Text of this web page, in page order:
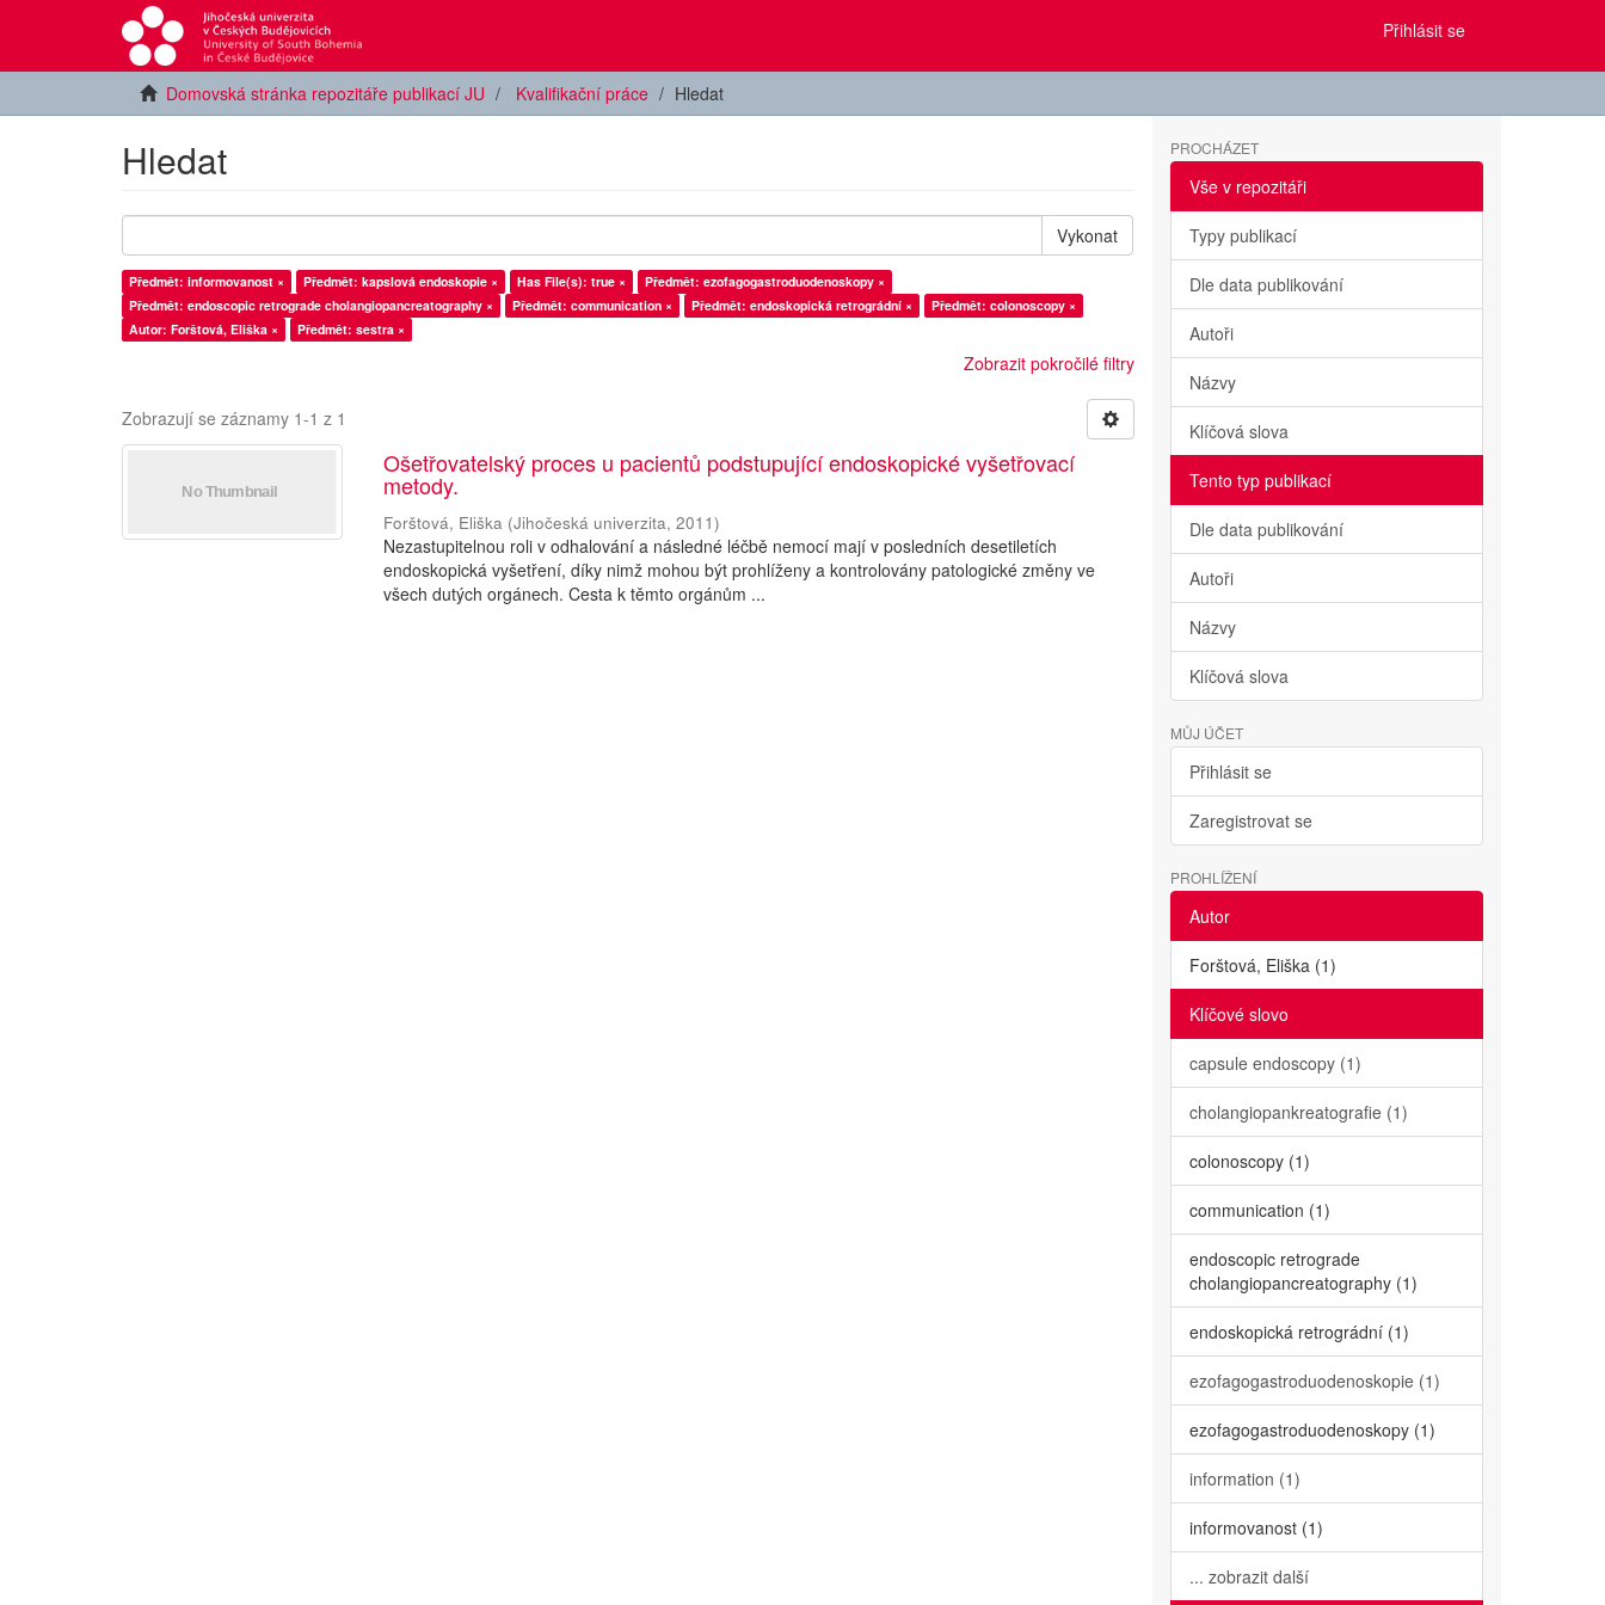
Přihlásit se
Domovská stránka repozitáře publikací JU Kvalifikační práce Hledat
Hledat
Vykonat
Předmět: informovanost × Předmět: kapslová endoskopie × Has File(s): true ×
Předmět: ezofagogastroduodenoskopy ×
Předmět: endoscopic retrograde cholangiopancreatography ×
Předmět: communication × Předmět: endoskopická retrográdní ×
Předmět: colonoscopy ×
Autor: Forštová, Eliška ×
Předmět: sestra ×
Zobrazit pokročilé filtry
Zobrazují se záznamy 1-1 z 1
Ošetřovatelský proces u pacientů podstupující endoskopické vyšetřovací
metody.
Forštová, Eliška (Jihočeská univerzita,2011)
Nezastupitelnou roli v odhalování a následné léčbě nemocí mají v posledních desetiletích
endoskopická vyšetření, díky nimž mohou být prohlíženy a kontrolovány patologické změny ve
všech dutých orgánech. Cesta k těmto orgánům ...
PROCHÁZET
Vše v repozitáři
Typy publikací
Dle data publikování
Autoři
Názvy
Klíčová slova
Tento typ publikací
Dle data publikování
Autoři
Názvy
Klíčová slova
MŮJ ÚČET
Přihlásit se
Zaregistrovat se
PROHLÍŽENÍ
Autor
Forštová, Eliška (1)
Klíčové slovo
capsule endoscopy (1)
cholangiopankreatografie (1)
colonoscopy (1)
communication (1)
endoscopic retrograde
cholangiopancreatography (1)
endoskopická retrográdní (1)
ezofagogastroduodenoskopie (1)
ezofagogastroduodenoskopy (1)
information (1)
informovanost (1)
... zobrazit další